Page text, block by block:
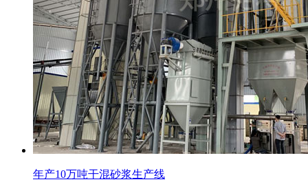
年产10万吨干混砂浆生产线